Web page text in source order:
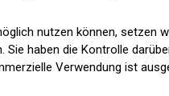
nutzen können, setzen
Sie haben die Kontrolle
Verwendung ist